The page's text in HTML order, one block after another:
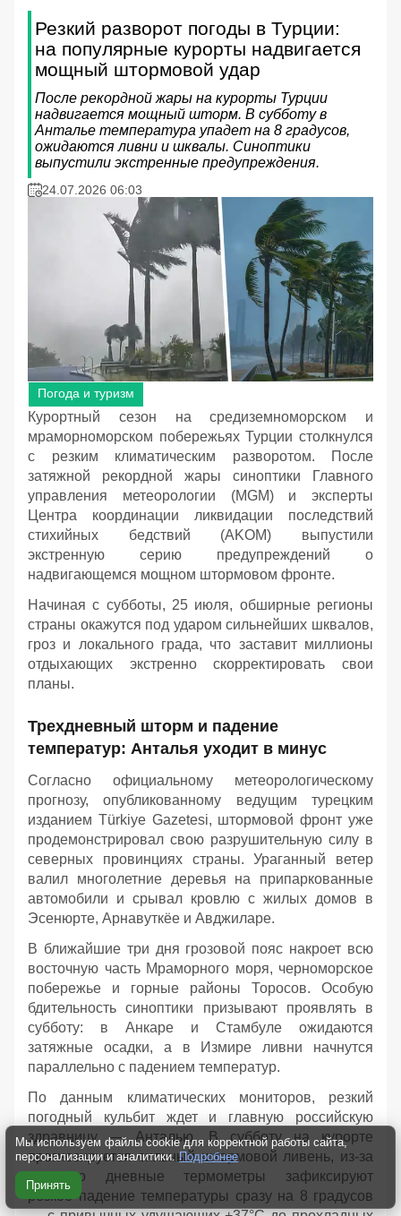
Резкий разворот погоды в Турции:
на популярные курорты надвигается
мощный штормовой удар
После рекордной жары на курорты Турции
надвигается мощный шторм. В субботу в
Анталье температура упадет на 8 градусов,
ожидаются ливни и шквалы. Синоптики
выпустили экстренные предупреждения.
24.07.2026 06:03
Погода и туризм
Курортный сезон на средиземноморском и
мраморноморском побережьях Турции столкнулся
с резким климатическим разворотом. После
затяжной рекордной жары синоптики Главного
управления метеорологии (MGM) и эксперты
Центра координации ликвидации последствий
стихийных бедствий (AKOM) выпустили
экстренную серию предупреждений о
надвигающемся мощном штормовом фронте.
Начиная с субботы, 25 июля, обширные регионы
страны окажутся под ударом сильнейших шквалов,
гроз и локального града, что заставит миллионы
отдыхающих экстренно скорректировать свои
планы.
Трехдневный шторм и падение
температур: Анталья уходит в минус
Согласно официальному метеорологическому
прогнозу, опубликованному ведущим турецким
изданием Türkiye Gazetesi, штормовой фронт уже
продемонстрировал свою разрушительную силу в
северных провинциях страны. Ураганный ветер
валил многолетние деревья на припаркованные
автомобили и срывал кровлю с жилых домов в
Эсенюрте, Арнавуткёе и Авджиларе.
В ближайшие три дня грозовой пояс накроет всю
восточную часть Мраморного моря, черноморское
побережье и горные районы Торосов. Особую
бдительность синоптики призывают проявлять в
субботу: в Анкаре и Стамбуле ожидаются
затяжные осадки, а в Измире ливни начнутся
параллельно с падением температур.
По данным климатических мониторов, резкий
погодный кульбит ждет и главную российскую
здравницу — Анталью. В субботу на курорте
прогнозируется сильный штормовой ливень, из-за
которого дневные термометры зафиксируют
резкое падение температуры сразу на 8 градусов
Мы используем файлы cookie для корректной работы сайта,
персонализации и аналитики. Подробнее
Принять